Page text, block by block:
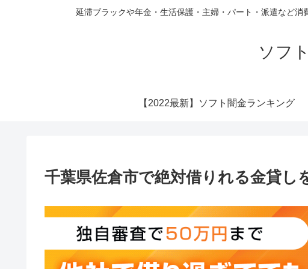
延滞ブラックや年金・生活保護・主婦・パート・派遣など
ソフ
【2022最新】ソフト闇金ランキング
千葉県佐倉市で絶対借りれる金貸し